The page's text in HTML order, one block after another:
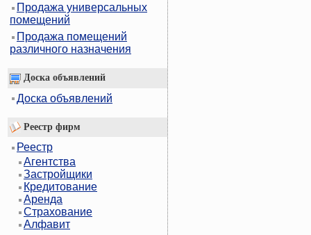
Продажа универсальных
помещений
Продажа помещений
различного назначения
Доска объявлений
Доска объявлений
Реестр фирм
Реестр
Агентства
Застройщики
Кредитование
Аренда
Страхование
Алфавит